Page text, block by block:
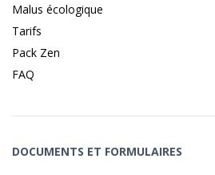
Malus écologique
Tarifs
Pack Zen
FAQ
DOCUMENTS ET FORMULAIRES